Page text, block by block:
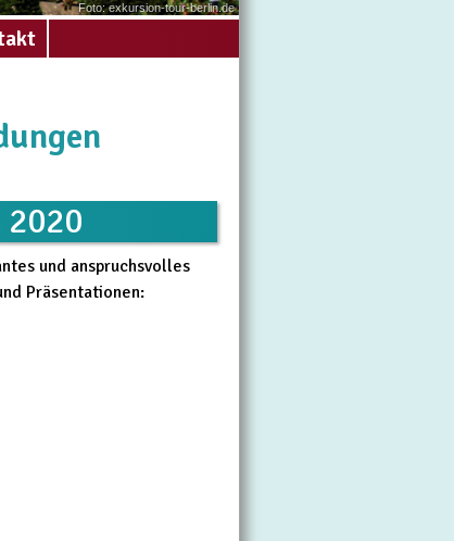
Foto: exkursion-tour-berlin.de
und anspruchsvolles
Präsentationen: